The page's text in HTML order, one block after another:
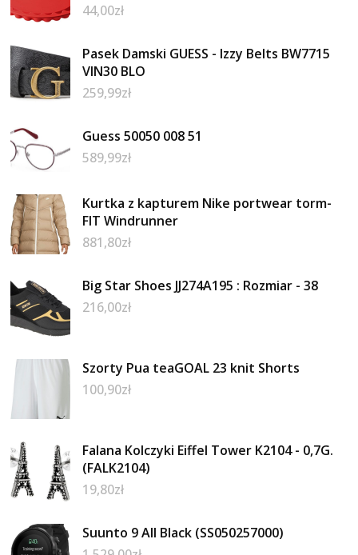
44,00zł
Pasek Damski GUESS - Izzy Belts BW7715
VIN30 BLO
259,99zł
Guess 50050 008 51
589,99zł
Kurtka z kapturem Nike portwear torm-
FIT Windrunner
881,80zł
Big Star Shoes JJ274A195 : Rozmiar - 38
216,00zł
Szorty Pua teaGOAL 23 knit Shorts
100,90zł
Falana Kolczyki Eiffel Tower K2104 - 0,7G.
(FALK2104)
19,80zł
Suunto 9 All Black (SS050257000)